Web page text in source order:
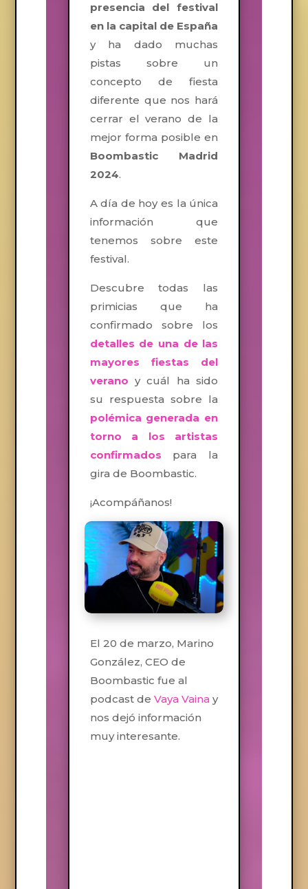
presencia del festival
en la capital de España
y ha dado muchas
pistas sobre un
concepto de fiesta
diferente que nos hará
cerrar el verano de la
mejor forma posible en
Boombastic Madrid
2024.
A día de hoy es la única
información que
tenemos sobre este
festival.
Descubre todas las
primicias que ha
confirmado sobre los
detalles de una de las
mayores fiestas del
verano y cuál ha sido
su respuesta sobre la
polémica generada en
torno a los artistas
confirmados para la
gira de Boombastic.
¡Acompáñanos!
El 20 de marzo, Marino
González, CEO de
Boombastic fue al
podcast de Vaya Vainay
nos dejó información
muy interesante.